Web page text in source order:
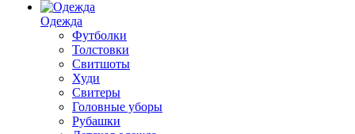
Одежда
Футболки
Толстовки
Свитшоты
Худи
Свитеры
Головные уборы
Рубашки